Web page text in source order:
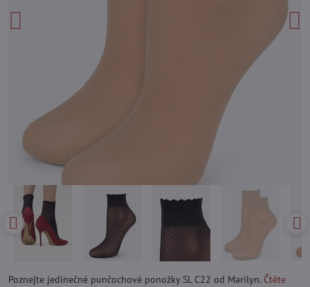
Poznejte jedinečné punčochové ponožky SL C22 od Marilyn. Čtěte